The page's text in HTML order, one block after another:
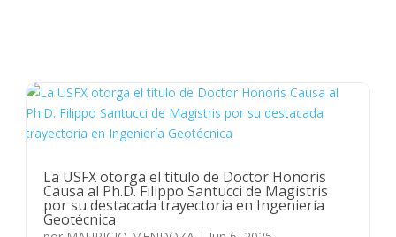
La USFX otorga el título de Doctor Honoris
Causa al Ph.D. Filippo Santucci de Magistris
por su destacada trayectoria en Ingeniería
Geotécnica